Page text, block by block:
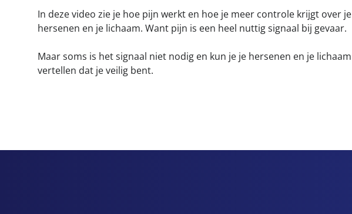
In deze video zie je hoe pijn werkt en hoe je meer controle krijgt over je
hersenen en je lichaam. Want pijn is een heel nuttig signaal bij gevaar.
Maar soms is het signaal niet nodig en kun je je hersenen en je lichaam
vertellen dat je veilig bent.